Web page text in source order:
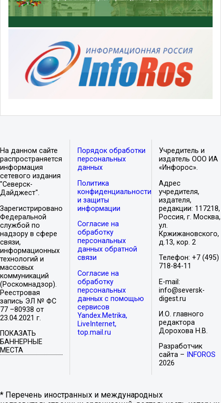
На данном сайте
распространяется
информация
сетевого издания
"Северск-
Дайджест".
Зарегистрировано
Федеральной
службой по
надзору в сфере
связи,
информационных
технологий и
массовых
коммуникаций
(Роскомнадзор).
Реестровая
запись ЭЛ № ФС
77 –80938 от
23.04.2021 г.
ПОКАЗАТЬ
БАННЕРНЫЕ
МЕСТА
Порядок обработки
персональных
данных
Политика
конфиденциальности
и защиты
информации
Согласие на
обработку
персональных
данных обратной
связи
Согласие на
обработку
персональных
данных с помощью
сервисов
Yandex.Metrika,
LiveInternet,
top.mail.ru
Учредитель и
издатель ООО ИА
«Инфорос».
Адрес
учредителя,
издателя,
редакции: 117218,
Россия, г. Москва,
ул.
Кржижановского,
д.13, кор. 2
Телефон: +7 (495)
718-84-11
E-mail:
info@seversk-
digest.ru
И.О. главного
редактора
Дорохова Н.В.
Разработчик
сайта –
INFOROS
2026
* Перечень иностранных и международных